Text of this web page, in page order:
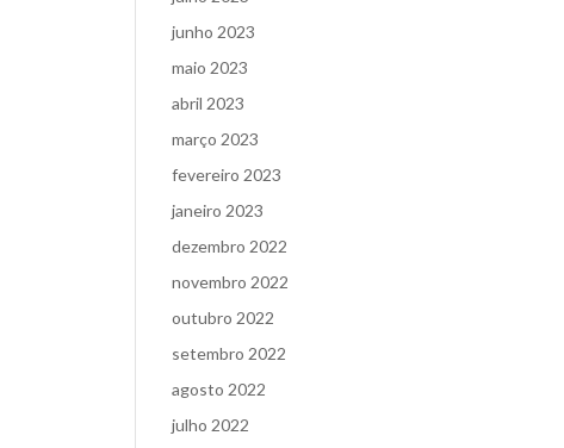
junho 2023
maio 2023
abril 2023
março 2023
fevereiro 2023
janeiro 2023
dezembro 2022
novembro 2022
outubro 2022
setembro 2022
agosto 2022
julho 2022